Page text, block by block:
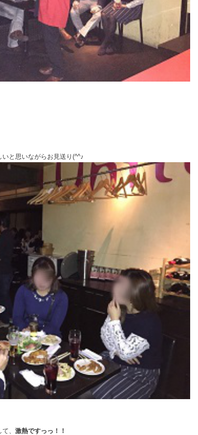
いと思いながらお見送り(^^♪
、 激熱ですっっ！！